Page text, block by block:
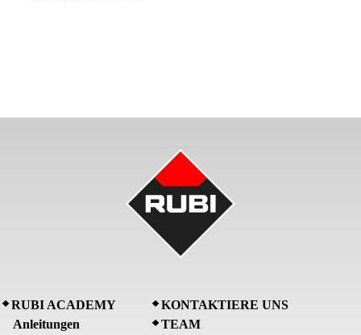
RUBI ACADEMY
Anleitungen
KONTAKTIERE UNS
TEAM